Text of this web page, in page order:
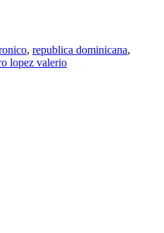
, republica dominicana,
lopez valerio